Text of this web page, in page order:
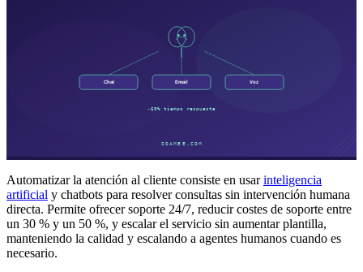
Automatizar la atención al cliente consiste en usarinteligencia
artificial y chatbots para resolver consultas sin intervención humana
directa. Permite ofrecer soporte 24/7, reducir costes de soporte entre
un 30 % y un 50 %, y escalar el servicio sin aumentar plantilla,
manteniendo la calidad y escalando a agentes humanos cuando es
necesario.